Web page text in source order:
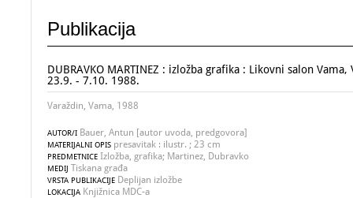
Publikacija
DUBRAVKO MARTINEZ : izložba grafika : Likovni salon Vama,
23.9. - 7.10. 1988.
Varaždin, Vama, 1988
AUTOR/I Bauer, Antun [autor uvoda, predgovora]
MATERIJALNI OPIS presavitak : ilustr. ; 23 cm
PREDMETNICE Izložba, grafika; Martinez, Dubravko
MEDIJ Tiskana građa
VRSTA PUBLIKACIJE Deplijan izložbe
LOKACIJA Knjižnica MDC-a